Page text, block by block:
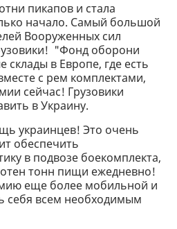
пикапов и стала
начало. Самый большой
Вооруженных сил
"Фонд оборони
склады в Европе, где есть
с рем комплектами,
сейчас! Грузовики
в Украину.
украинцев! Это очень
обеспечить
в подвозе боекомплекта,
тонн пищи ежедневно!
еще более мобильной и
себя всем необходимым